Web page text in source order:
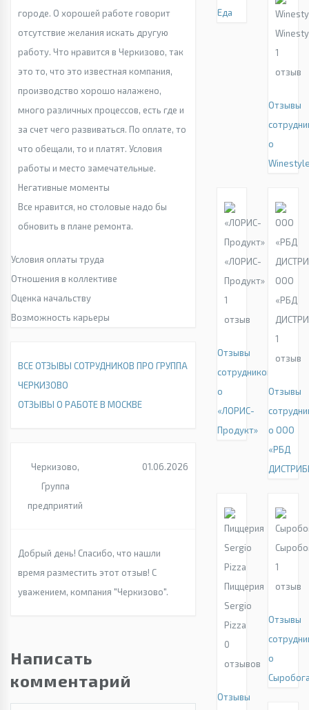
городе. О хорошей работе говорит
отсутствие желания искать другую
работу. Что нравится в Черкизово, так
это то, что это известная компания,
производство хорошо налажено,
много различных процессов, есть где и
за счет чего развиваться. По оплате, то
что обещали, то и платят. Условия
работы и место замечательные.
Негативные моменты
Все нравится, но столовые надо бы
обновить в плане ремонта.
Условия оплаты труда
Отношения в коллективе
Оценка начальству
Возможность карьеры
ВСЕ ОТЗЫВЫ СОТРУДНИКОВ ПРО ГРУППА
ЧЕРКИЗОВО
ОТЗЫВЫ О РАБОТЕ В МОСКВЕ
Черкизово,
Группа
предприятий
01.06.2026
Добрый день! Спасибо, что нашли
время разместить этот отзыв! С
уважением, компания "Черкизово".
Написать
комментарий
Еда
1
отзыв
Отзывы
о
«ЛОРИС-
Продукт»
1
отзыв
Отзывы
сотрудников
о
«ЛОРИС-
Продукт»
ООО
«РБД
1
отзыв
Отзывы
о ООО
«РБД
Пиццерия
Sergio
Pizza
0
отзывов
Отзывы
1
отзыв
Отзывы
о